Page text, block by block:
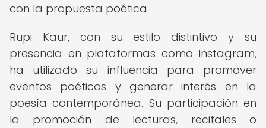
con la propuesta poética.
Rupi Kaur, con su estilo distintivo y su
presencia en plataformas como Instagram,
ha utilizado su influencia para promover
eventos poéticos y generar interés en la
poesía contemporánea. Su participación en
la promoción de lecturas, recitales o